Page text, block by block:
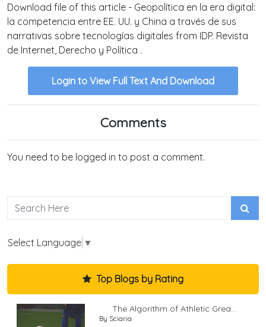
Download file of this article - Geopolítica en la era digital:
la competencia entre EE. UU. y China a través de sus
narrativas sobre tecnologías digitales from IDP. Revista
de Internet, Derecho y Política .
Login to View Full Text And Download
Comments
You need to be logged in to post a comment.
Select Language ▼
Top Blogs by Rating
The Algorithm of Athletic Grea...
By Sciaria